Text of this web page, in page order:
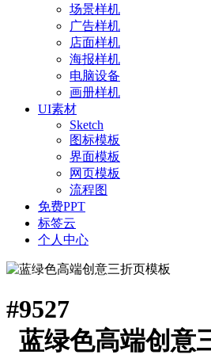
场景样机
广告样机
店面样机
海报样机
电脑设备
画册样机
UI素材
Sketch
图标模板
界面模板
网页模板
流程图
免费PPT
标签云
个人中心
#9527
蓝绿色高端创意